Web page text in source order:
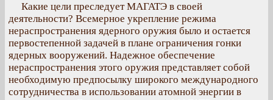
Какие цели преследует МАГАТЭ в своей
деятельности? Всемерное укрепление режима
нераспространения ядерного оружия было и остается
первостепенной задачей в плане ограничения гонки
ядерных вооружений. Надежное обеспечение
нераспространения этого оружия представляет собой
необходимую предпосылку широкого международного
сотрудничества в использовании атомной энергии в